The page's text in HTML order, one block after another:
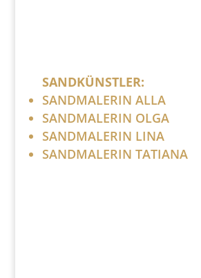
SANDKÜNSTLER:
SANDMALERIN ALLA
SANDMALERIN OLGA
SANDMALERIN LINA
SANDMALERIN TATIANA